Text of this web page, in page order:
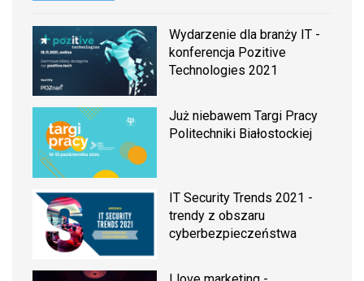
Wydarzenie dla branży IT -
konferencja Pozitive
Technologies 2021
Już niebawem Targi Pracy
Politechniki Białostockiej
IT Security Trends 2021 -
trendy z obszaru
cyberbezpieczeństwa